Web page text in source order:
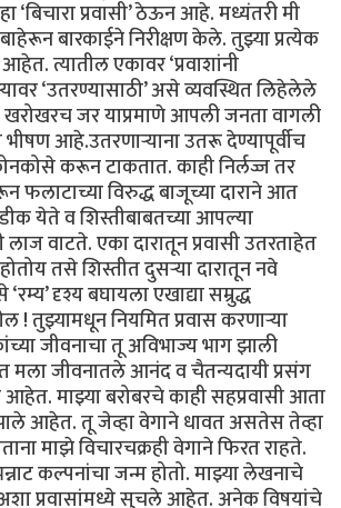
‘बिचारा प्रवासी’ ठेऊन आहे. मध्यंतरी मी
बारकाईने निरीक्षण केले. तुझ्या प्रत्येक
त्यातील एकावर ‘प्रवाशांनी
‘उतरण्यासाठी’ असे व्यवस्थित लिहेलेले
जर याप्रमाणे आपली जनता वागली
भीषण आहे.उतरणाऱ्याना उतरू देण्यापूर्वीच
करून टाकतात. काही निर्लज्ज तर
विरुद्ध बाजूच्या दाराने आत
येते व शिस्तीबाबतच्या आपल्या
वाटते. एका दारातून प्रवासी उतरताहेत
तसे शिस्तीत दुसऱ्या दारातून नवे
दृश्य बघायला एखाद्या सम्रुद्ध
! तुझ्यामधून नियमित प्रवास करणाऱ्या
जीवनाचा तू अविभाज्य भाग झाली
जीवनातले आनंद व चैतन्यदायी प्रसंग
माझ्या बरोबरचे काही सहप्रवासी आता
आहेत. तू जेव्हा वेगाने धावत असतेस तेव्हा
माझे विचारचक्रही वेगाने फिरत राहते.
कल्पनांचा जन्म होतो. माझ्या लेखनाचे
प्रवासांमध्ये सुचले आहेत. अनेक विषयांचे